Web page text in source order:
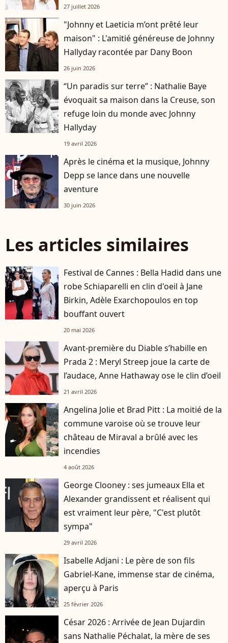
27 juillet 2026
"Johnny et Laeticia m’ont prêté leur
maison" : L'amitié généreuse de Johnny
Hallyday racontée par Dany Boon
26 juin 2026
“Un paradis sur terre” : Nathalie Baye
évoquait sa maison dans la Creuse, son
refuge loin du monde avec Johnny
Hallyday
19 avril 2026
Après le cinéma et la musique, Johnny
Depp se lance dans une nouvelle
aventure
30 juin 2026
Les articles similaires
Festival de Cannes : Bella Hadid dans une
robe Schiaparelli en clin d'oeil à Jane
Birkin, Adèle Exarchopoulos en top
bouffant ouvert
20 mai 2026
Avant-première du Diable s’habille en
Prada 2 : Meryl Streep joue la carte de
l’audace, Anne Hathaway ose le clin d’oeil
21 avril 2026
Angelina Jolie et Brad Pitt : La moitié de la
commune varoise où se trouve leur
château de Miraval a brûlé avec les
incendies
4 août 2026
George Clooney : ses jumeaux Ella et
Alexander grandissent et réalisent qui
est vraiment leur père, "C'est plutôt
sympa"
29 avril 2026
Isabelle Adjani : Le père de son fils
Gabriel-Kane, immense star de cinéma,
aperçu à Paris
25 février 2026
César 2026 : Arrivée de Jean Dujardin
sans Nathalie Péchalat, la mère de ses